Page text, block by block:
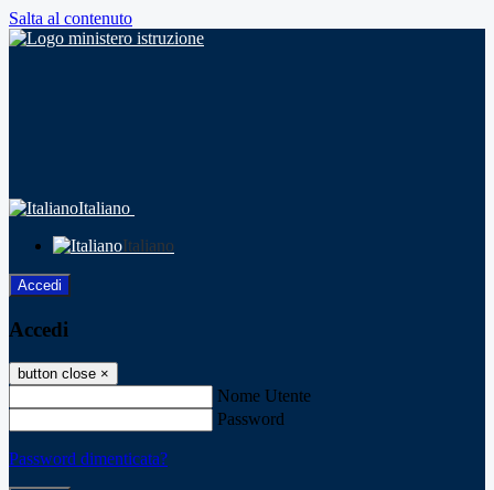
Salta al contenuto
Italiano
Italiano
Accedi
Accedi
button close ×
Nome Utente
Password
Password dimenticata?